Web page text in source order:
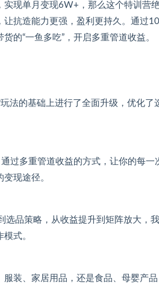
现单月变现6W+，那么这个特训营
抗造能力更强，盈利更持久。通过
的“一鱼多吃”，开启多重管道收益。
法的基础上进行了全面升级，优化
过多重管道收益的方式，让你的每
现途径。
选品策略，从收益提升到矩阵放大，
式。
装、家居用品，还是食品、母婴产